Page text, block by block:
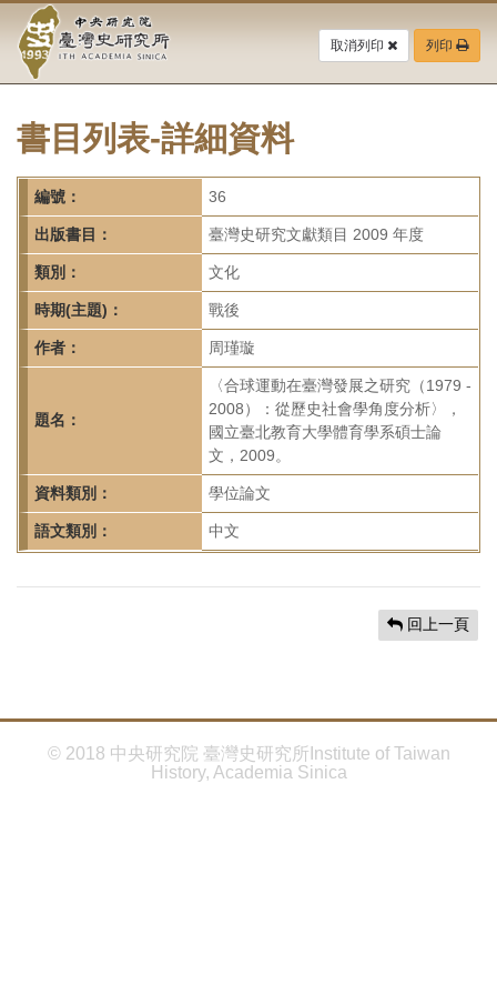
要
中
央
研
究
院-
臺
灣
史
研
究
首
頁
取消列印 列印
書目列表-詳細資料
編號： 36
出版書目： 臺灣史研究文獻類目 2009 年度
類別： 文化
時期(主題)： 戰後
作者： 周瑾璇
題名：
〈合球運動在臺灣發展之研究（1979 -
2008）：從歷史社會學角度分析〉，
國立臺北教育大學體育學系碩士論
文，2009。
資料類別： 學位論文
語文類別： 中文
回上一頁
© 2018 中央研究院 臺灣史研究所Institute of Taiwan
History, Academia Sinica